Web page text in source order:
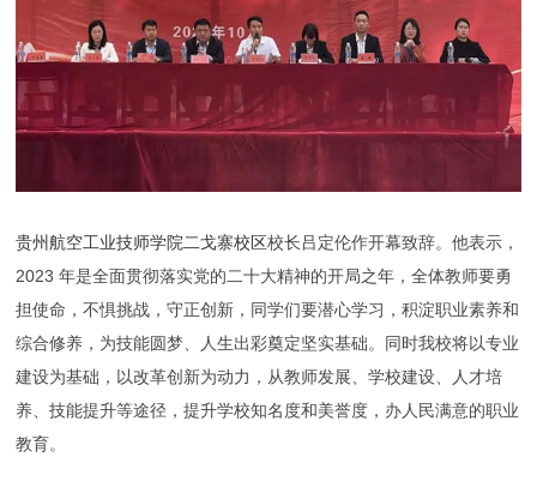
贵州航空工业技师学院二戈寨校区校长吕定伦作开幕致辞。他表示，
2023 年是全面贯彻落实党的二十大精神的开局之年，全体教师要勇
担使命，不惧挑战，守正创新，同学们要潜心学习，积淀职业素养和
综合修养，为技能圆梦、人生出彩奠定坚实基础。同时我校将以专业
建设为基础，以改革创新为动力，从教师发展、学校建设、人才培
养、技能提升等途径，提升学校知名度和美誉度，办人民满意的职业
教育。